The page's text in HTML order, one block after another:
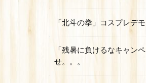
「北斗の拳」コスプレデモ
「残暑に負けるなキャン
せ。。。